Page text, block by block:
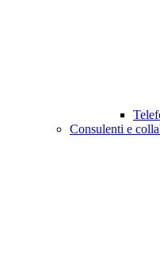
Consulenti e